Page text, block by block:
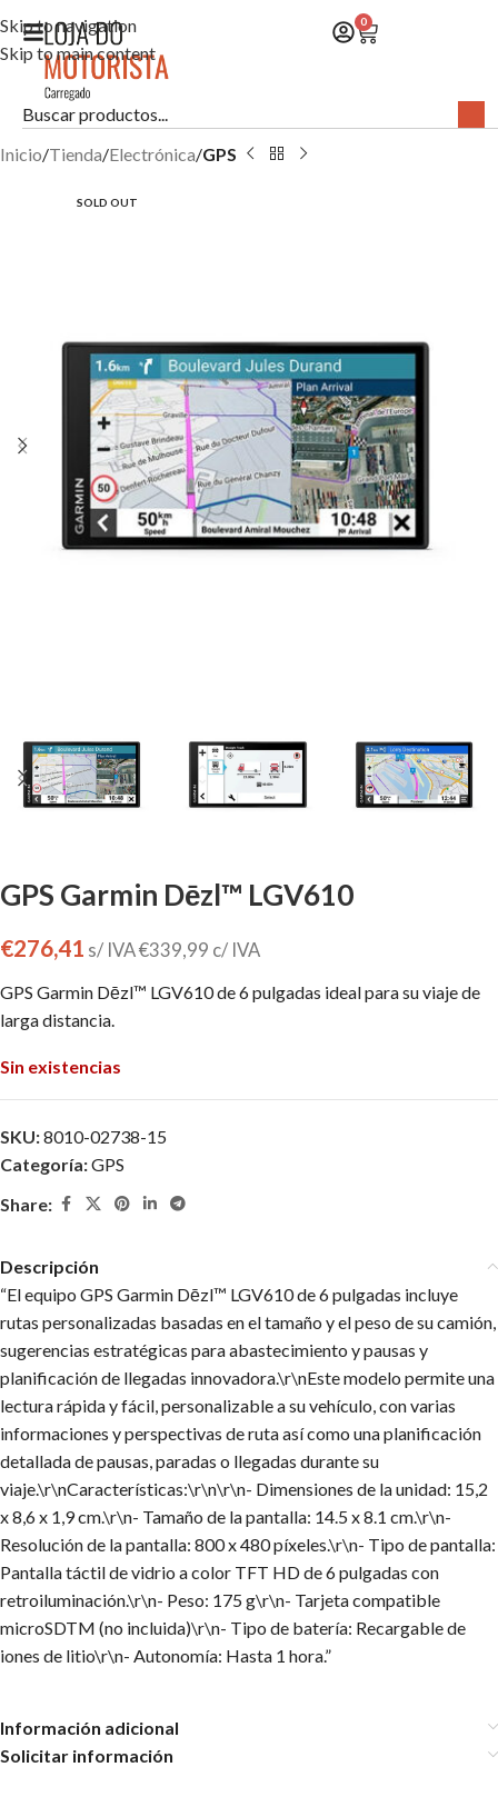
Skip to navigation
Skip to main content
0
Inicio Tienda Electrónica GPS
SOLD OUT
GPS Garmin Dēzl™ LGV610
€276,41 s/ IVA€339,99 c/ IVA
GPS Garmin Dēzl™ LGV610 de 6 pulgadas ideal para su viaje de
larga distancia.
Sin existencias
SKU:8010-02738-15
Categoría:GPS
Share:
Descripción
“El equipo GPS Garmin Dēzl™ LGV610 de 6 pulgadas incluye
rutas personalizadas basadas en el tamaño y el peso de su camión,
sugerencias estratégicas para abastecimiento y pausas y
planificación de llegadas innovadora.\r\nEste modelo permite una
lectura rápida y fácil, personalizable a su vehículo, con varias
informaciones y perspectivas de ruta así como una planificación
detallada de pausas, paradas o llegadas durante su
viaje.\r\nCaracterísticas:\r\n\r\n- Dimensiones de la unidad: 15,2
x 8,6 x 1,9 cm.\r\n- Tamaño de la pantalla: 14.5 x 8.1 cm.\r\n-
Resolución de la pantalla: 800 x 480 píxeles.\r\n- Tipo de pantalla:
Pantalla táctil de vidrio a color TFT HD de 6 pulgadas con
retroiluminación.\r\n- Peso: 175 g\r\n- Tarjeta compatible
microSDTM (no incluida)\r\n- Tipo de batería: Recargable de
iones de litio\r\n- Autonomía: Hasta 1 hora.”
Información adicional
Solicitar información